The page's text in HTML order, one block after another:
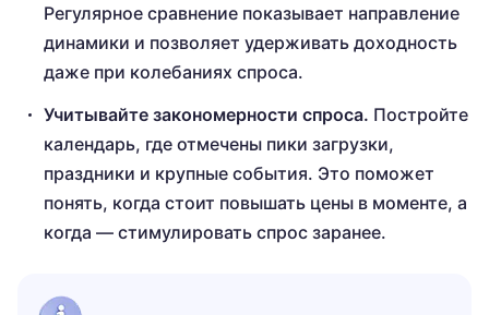
Регулярное сравнение показывает направление
динамики и позволяет удерживать доходность
даже при колебаниях спроса.
Учитывайте закономерности спроса. Постройте
календарь, где отмечены пики загрузки,
праздники и крупные события. Это поможет
понять, когда стоит повышать цены в моменте, а
когда — стимулировать спрос заранее.